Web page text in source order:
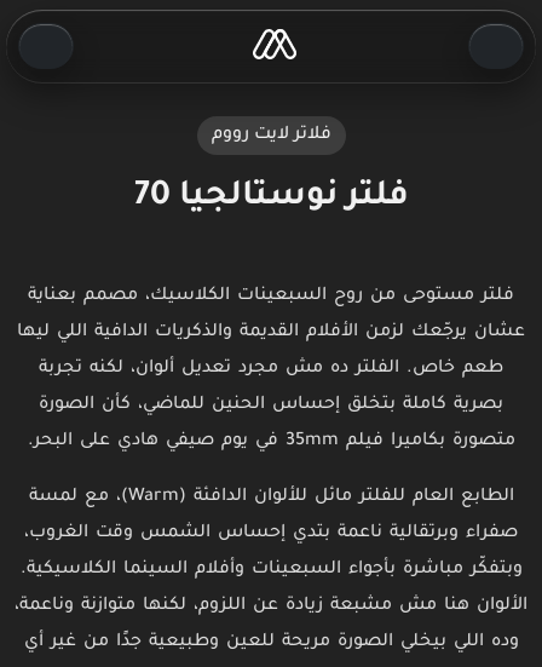
فلاتر لايت رووم
فلتر نوستالجيا 70
فلتر مستوحى من روح السبعينات الكلاسيك، مصمم بعناية
عشان يرجّعك لزمن الأفلام القديمة والذكريات الدافية اللي ليها
طعم خاص. الفلتر ده مش مجرد تعديل ألوان، لكنه تجربة
بصرية كاملة بتخلق إحساس الحنين للماضي، كأن الصورة
متصورة بكاميرا فيلم 35mm في يوم صيفي هادي على البحر.
الطابع العام للفلتر مائل للألوان الدافئة (Warm)، مع لمسة
صفراء وبرتقالية ناعمة بتدي إحساس الشمس وقت الغروب،
وبتفكّر مباشرة بأجواء السبعينات وأفلام السينما الكلاسيكية.
الألوان هنا مش مشبعة زيادة عن اللزوم، لكنها متوازنة وناعمة،
وده اللي بيخلي الصورة مريحة للعين وطبيعية جدًا من غير أي